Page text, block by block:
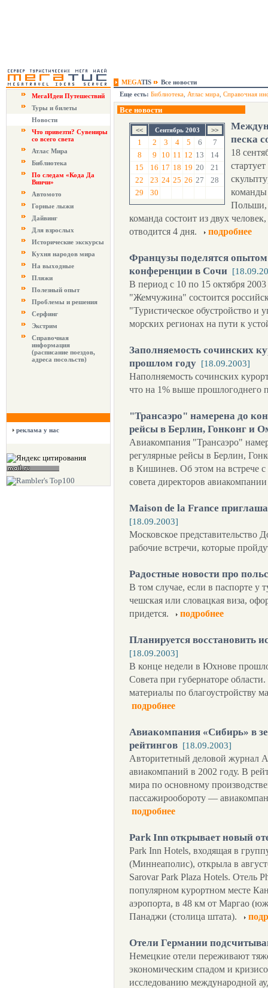
MEGATIS
Все новости
МегаИдеи Путешествий
Туры и билеты
Новости
Что привезти? Сувениры
со всего света
Атлас Мира
Библиотека
По следам «Кода Да
Винчи»
Автомото
Горные лыжи
Дайвинг
Для взрослых
Исторические экскурсы
Кухня народов мира
На выходные
Пляжи
Полезный опыт
Проблемы и решения
Серфинг
Экстрим
Справочная
информация
(расписание поездов,
адреса посольств)
реклама у нас
Еще есть: Библиотека Атлас мира Справочная
Все новости
Сентябрь 2003
1 2 3 4 5 6
7
8
9 10 11 12 13
14
15
16 17 18 19 20
21
22
23 24 25 26 27
28
29
30
песка
18
команда состоит из двух
отводится 4 дня.
подробнее
Французы поделятся опытом
конференции в Сочи
В период с 10 по 15 октября
"Жемчужина" состоится
"Туристическое обустройство
морских регионах на пути к
Заполняемость сочинских
прошлом году [18.09.2003]
Наполняемость сочинских
что на 1% выше прошлогоднего
"Трансаэро" намерена до
рейсы в Берлин, Гонконг и
Авиакомпания "Трансаэро"
регулярные рейсы в Берлин,
в Кишинев. Об этом на встрече
совета директоров
Maison de la France
[18.09.2003]
Московское представительство
рабочие встречи, которые
Радостные новости про
В том случае, если в паспорте у
чешская или словацкая виза,
придется.
подробнее
Планируется восстановить
[18.09.2003]
В конце недели в Юхнове прошло
Совета при губернаторе
материалы по благоустройству
подробнее
Авиакомпания «Сибирь» в
рейтингов [18.09.2003]
Авторитетный деловой журнал
авиакомпаний в 2002 году. В
мира по основному
пассажирообороту —
подробнее
Park Inn открывает новый
Park Inn Hotels, входящая в
(Миннеаполис), открыла в
Sarovar Park Plaza Hotels. Отель
популярном курортном месте
аэропорта, в 48 км от Маргао
Панаджи (столица штата).
Отели Германии
Немецкие отели переживают
экономическим спадом и
исследованию международной